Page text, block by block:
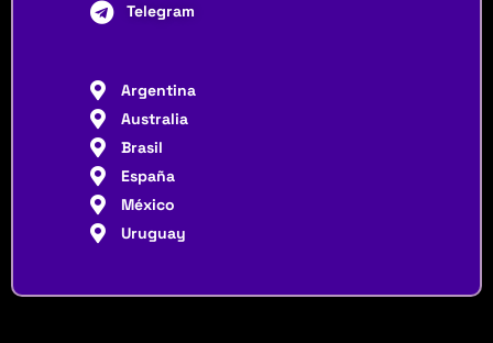
Telegram
Argentina
Australia
Brasil
España
México
Uruguay